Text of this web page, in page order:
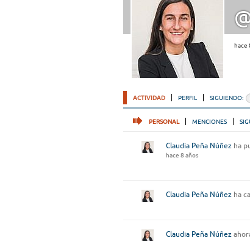
hace
ACTIVIDAD PERFIL SIGUIENDO:
PERSONAL MENCIONES
Claudia Peña Núñez ha
hace 8 años
Claudia Peña Núñez ha
Claudia Peña Núñez